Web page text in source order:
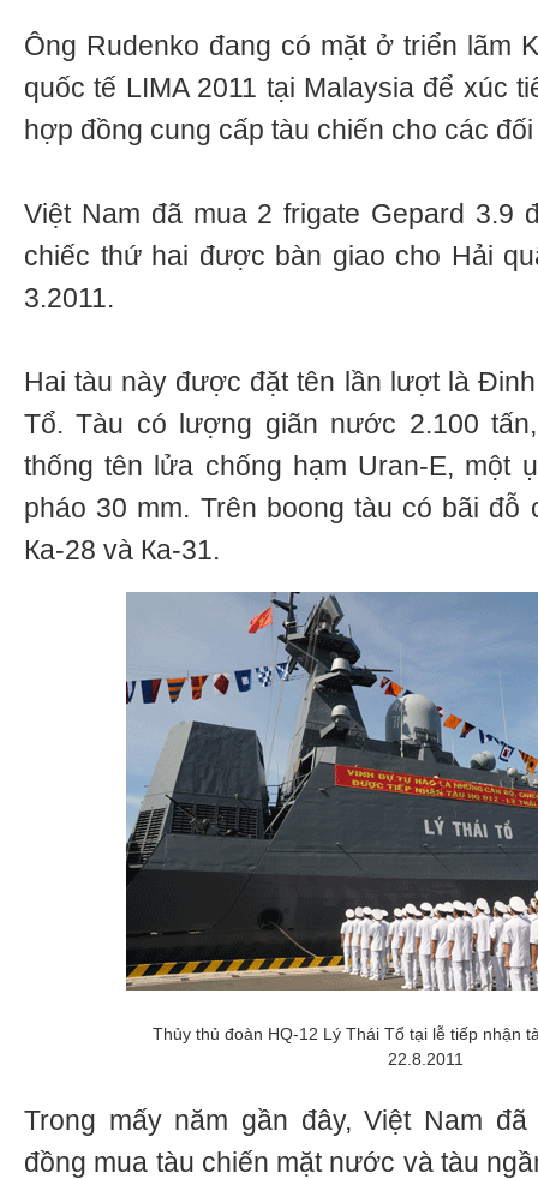
Ông Rudenko đang có mặt ở triển lãm
quốc tế LIMA 2011 tại Malaysia để xúc
hợp đồng cung cấp tàu chiến cho các
Việt Nam đã mua 2 frigate Gepard 3.9
chiếc thứ hai được bàn giao cho Hải
3.2011.
Hai tàu này được đặt tên lần lượt là
Tổ. Tàu có lượng giãn nước 2.100
thống tên lửa chống hạm Uran-E, một
pháo 30 mm. Trên boong tàu có bãi
Ка-28 và Ка-31.
Thủy thủ đoàn HQ-12 Lý Thái Tổ tại lễ tiếp nhận
22.8.2011
Trong mấy năm gần đây, Việt Nam
đồng mua tàu chiến mặt nước và tàu